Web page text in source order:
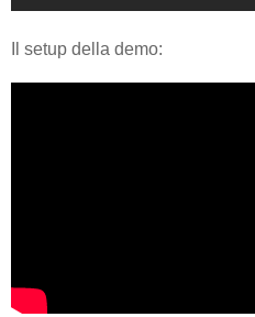
Il setup della demo: